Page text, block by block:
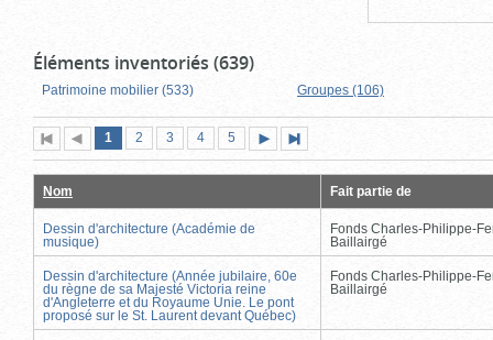
Éléments inventoriés (639)
Patrimoine mobilier (533) Groupes (106)
Première
page
Page
précédente
Page
1 (page
actuelle)
Page
2 Page
3 Page
4 Page
5
suivante
page
Nom Fait partie de
Dessin d'architecture (Académie de
musique)
Fonds Charles-Philippe-
Baillairgé
Dessin d'architecture (Année jubilaire, 60e
du règne de sa Majesté Victoria reine
d'Angleterre et du Royaume Unie. Le pont
proposé sur le St. Laurent devant Québec)
Fonds Charles-Philippe-
Baillairgé